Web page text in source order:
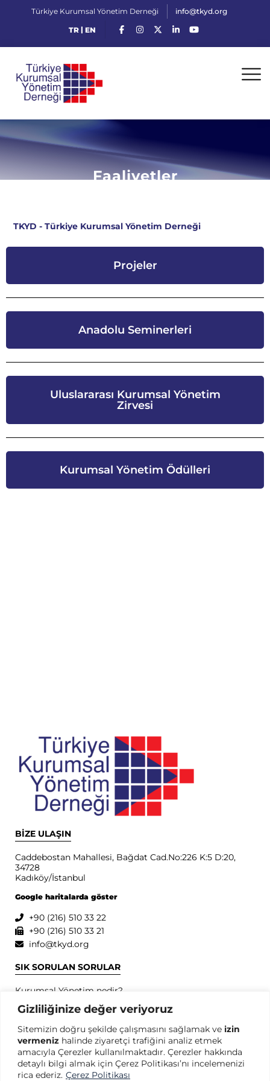
Gizliliğinize değer veriyoruz
Sitemizin doğru şekilde çalışmasını sağlamak ve izin
vermeniz halinde ziyaretçi trafiğini analiz etmek
amacıyla Çerezler kullanılmaktadır. Çerezler hakkında
detaylı bilgi almak için Çerez Politikası’nı incelemenizi
rica ederiz. Çerez Politikası
Türkiye Kurumsal Yönetim Derneği info@tkyd.org
TR| EN
Faaliyetler
TKYD - Türkiye Kurumsal Yönetim Derneği
Projeler
Anadolu Seminerleri
Uluslararası Kurumsal Yönetim
Zirvesi
Kurumsal Yönetim Ödülleri
BİZE ULAŞIN
Caddebostan Mahallesi, Bağdat Cad.No:226 K:5 D:20,
34728
Kadıköy/İstanbul
Google haritalarda göster
+90 (216) 510 33 22
+90 (216) 510 33 21
info@tkyd.org
SIK SORULAN SORULAR
Kurumsal Yönetim nedir?
Kurumsal Yönetim İlkeleri nedir?
Kurumsal Yönetim konusunda dünyada öncü kuruluşlar
hangileridir?
SPK Kurumsal Yönetim İlkeleri nedir?
OECD Kurumsal Yönetim İlkeleri nedir?